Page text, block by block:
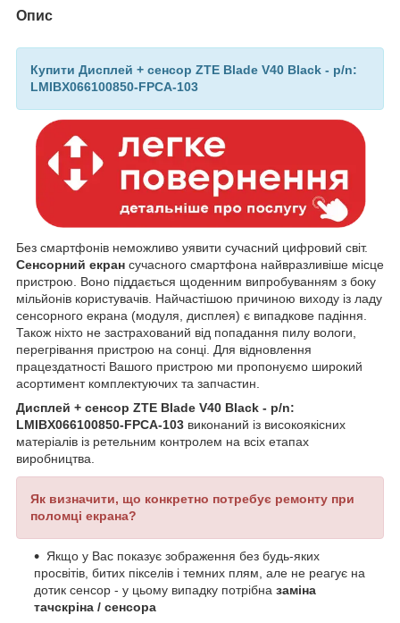
Опис
Купити Дисплей + сенсор ZTE Blade V40 Black - p/n:
LMIBX066100850-FPCA-103
Без смартфонів неможливо уявити сучасний цифровий світ.
Сенсорний екран сучасного смартфона найвразливіше місце
пристрою. Воно піддається щоденним випробуванням з боку
мільйонів користувачів. Найчастішою причиною виходу із ладу
сенсорного екрана (модуля, дисплея) є випадкове падіння.
Також ніхто не застрахований від попадання пилу вологи,
перегрівання пристрою на сонці. Для відновлення
працездатності Вашого пристрою ми пропонуємо широкий
асортимент комплектуючих та запчастин.
Дисплей + сенсор ZTE Blade V40 Black - p/n:
LMIBX066100850-FPCA-103 виконаний із високоякісних
матеріалів із ретельним контролем на всіх етапах
виробництва.
Як визначити, що конкретно потребує ремонту при
поломці екрана?
Якщо у Вас показує зображення без будь-яких
просвітів, битих пікселів і темних плям, але не реагує на
дотик сенсор - у цьому випадку потрібна заміна
тачскріна / сенсора